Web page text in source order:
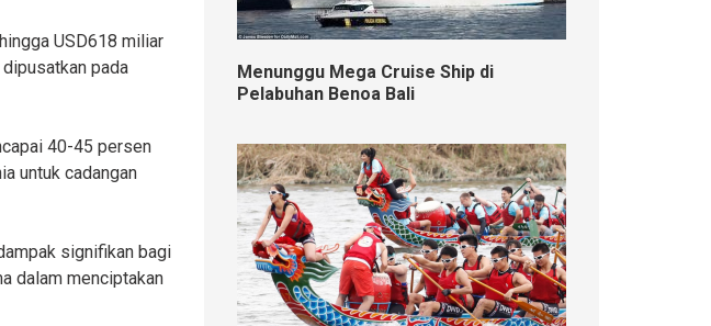
USD618 miliar
pada
40-45 persen
untuk cadangan
signifikan bagi
dalam menciptakan
Menunggu Mega Cruise Ship di
Pelabuhan Benoa Bali